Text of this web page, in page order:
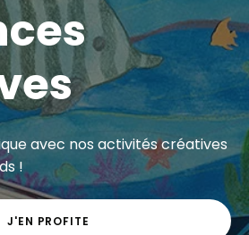
avec nos activités créatives
!
J'EN PROFITE